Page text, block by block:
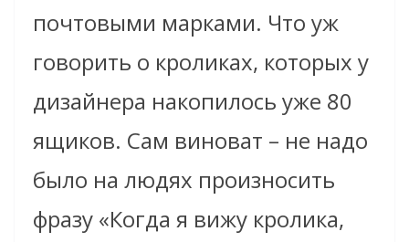
почтовыми марками. Что уж
говорить о кроликах, которых у
дизайнера накопилось уже 80
ящиков. Сам виноват – не надо
было на людях произносить
фразу «Когда я вижу кролика,